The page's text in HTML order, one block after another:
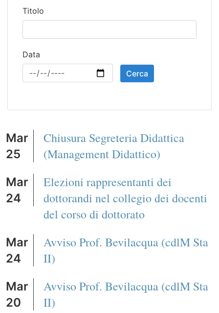
Titolo
Data
Cerca
Mar
25
Chiusura Segreteria Didattica
(Management Didattico)
Mar
24
Elezioni rappresentanti dei
dottorandi nel collegio dei docenti
del corso di dottorato
Mar
24
Avviso Prof. Bevilacqua (cdlM Sta
II)
Mar
20
Avviso Prof. Bevilacqua (cdlM Sta
II)